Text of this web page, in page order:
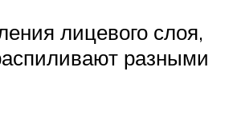
лицевого слоя,
разными